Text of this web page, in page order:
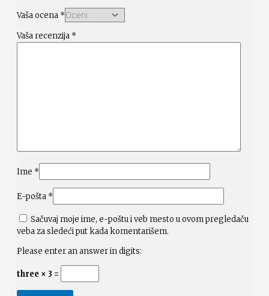
Vaša ocena *
Vaša recenzija *
Ime *
E-pošta *
Sačuvaj moje ime, e-poštu i veb mesto u ovom pregledaču
veba za sledeći put kada komentarišem.
Please enter an answer in digits:
three × 3 =